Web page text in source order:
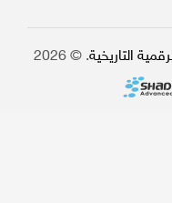
التاريخية. © 2026